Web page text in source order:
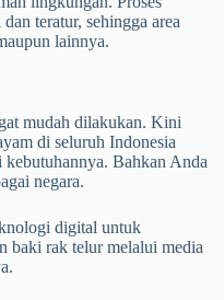
teratur, sehingga area
lainnya.
mudah dilakukan. Kini
di seluruh Indonesia
kebutuhannya. Bahkan Anda
negara.
digital untuk
baki rak telur melalui media